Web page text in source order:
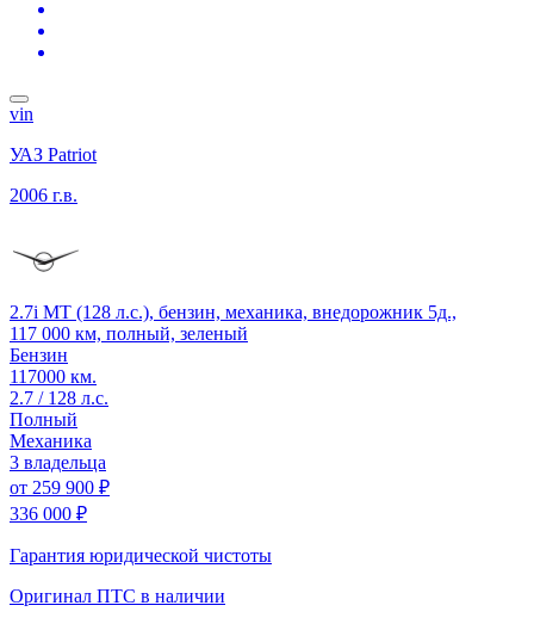
vin
УАЗ Patriot
2006 г.в.
2.7i MT (128 л.с.), бензин, механика, внедорожник 5д.,
117 000 км, полный, зеленый
Бензин
117000 км.
2.7 / 128 л.с.
Полный
Механика
3 владельца
от 259 900 ₽
336 000 ₽
Гарантия юридической чистоты
Оригинал ПТС в наличии